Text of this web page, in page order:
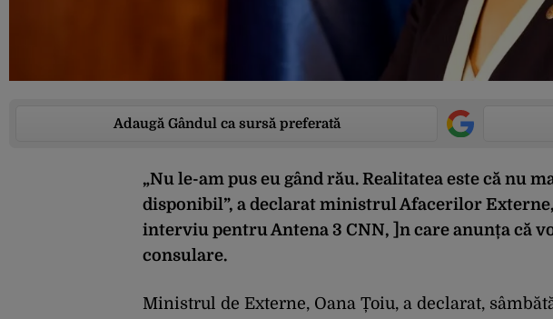
Adaugă Gândul ca sursă preferată
„Nu le-am pus eu gând rău. Realitatea este că nu
disponibil”, a declarat ministrul Afacerilor
interviu pentru Antena 3 CNN, ]n care anunța că
consulare.
Ministrul de Externe, Oana Țoiu, a declarat,